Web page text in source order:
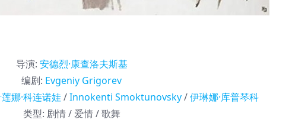
导演: 安德烈·康查洛夫斯基
编剧: Evgeniy Grigorev
娜·科连诺娃/Innokenti Smoktunovsky/伊琳娜·库普琴科
类型: 剧情 / 爱情 / 歌舞